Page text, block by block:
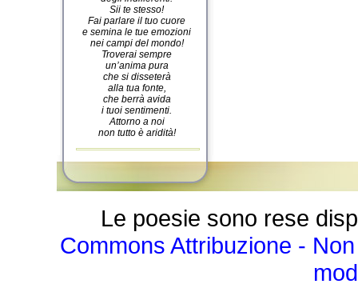
Sii te stesso!
Fai parlare il tuo cuore
e semina le tue emozioni
nei campi del mondo!
Troverai sempre
un’anima pura
che si disseterà
alla tua fonte,
che berrà avida
i tuoi sentimenti.
Attorno a noi
non tutto è aridità!
Le poesie sono rese
Commons Attribuzione -